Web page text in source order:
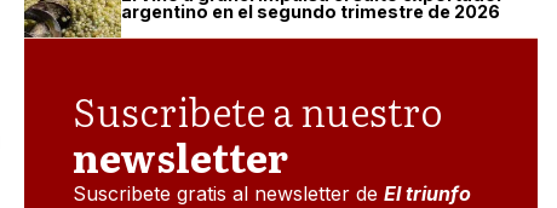
argentino en el segundo trimestre de 2026
Suscribete a nuestro
newsletter
Suscribete gratis al newsletter deEl triunfo